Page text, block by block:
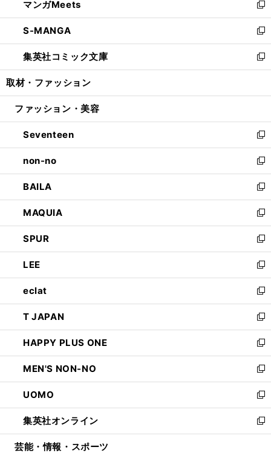
く
で
開
く
ド
ウ
で
開
く
ィ
ン
ド
ウ
で
開
い
ウ
ィ
ン
ド
ウ
開
マンガMeets
新
し
い
ウ
ィ
ン
ウ
開
く
S-MANGA
新
し
い
ウ
ン
ウ
で
開
く
集英社コミック文庫
新
し
ウ
ン
ド
ウ
で
開
く
取材・ファッション
ファッション・美容
Seventeen
新
し
い
ウ
ィ
ン
ド
ウ
で
開
く
non-no
新
し
い
ウ
ィ
ン
ド
ウ
で
開
く
BAILA
新
し
い
ウ
ィ
ン
ド
ウ
で
開
く
MAQUIA
新
し
い
ウ
ィ
ン
ド
ウ
で
開
く
SPUR
新
し
い
ウ
ィ
ン
ド
ウ
で
開
く
LEE
新
し
い
ウ
ィ
ン
ド
ウ
で
開
く
eclat
新
し
い
ウ
ィ
ン
ド
ウ
で
開
く
T JAPAN
新
し
い
ウ
ィ
ン
ド
ウ
で
開
HAPPY PLUS ONE
新
し
い
ウ
ィ
ン
ド
ウ
MEN'S NON-NO
新
し
い
ウ
ィ
ン
UOMO
新
し
い
ウ
集英社オンライン
新
し
芸能・情報・スポーツ